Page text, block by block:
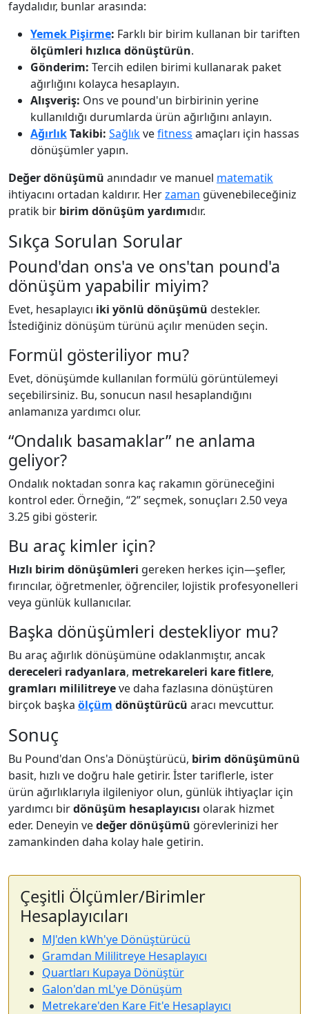
faydalıdır, bunlar arasında:
Yemek Pişirme: Farklı bir birim kullanan bir tariften
ölçümleri hızlıca dönüştürün.
Gönderim: Tercih edilen birimi kullanarak paket
ağırlığını kolayca hesaplayın.
Alışveriş: Ons ve pound'un birbirinin yerine
kullanıldığı durumlarda ürün ağırlığını anlayın.
AğırlıkTakibi: Sağlıkvefitness amaçları için hassas
dönüşümler yapın.
Değer dönüşümü anındadır ve manuel matematik
ihtiyacını ortadan kaldırır. Herzaman güvenebileceğiniz
pratik bir birim dönüşüm yardımıdır.
Sıkça Sorulan Sorular
Pound'dan ons'a ve ons'tan pound'a
dönüşüm yapabilir miyim?
Evet, hesaplayıcı iki yönlü dönüşümü destekler.
İstediğiniz dönüşüm türünü açılır menüden seçin.
Formül gösteriliyor mu?
Evet, dönüşümde kullanılan formülü görüntülemeyi
seçebilirsiniz. Bu, sonucun nasıl hesaplandığını
anlamanıza yardımcı olur.
“Ondalık basamaklar” ne anlama
geliyor?
Ondalık noktadan sonra kaç rakamın görüneceğini
kontrol eder. Örneğin, “2” seçmek, sonuçları 2.50 veya
3.25 gibi gösterir.
Bu araç kimler için?
Hızlı birim dönüşümleri gereken herkes için—şefler,
fırıncılar, öğretmenler, öğrenciler, lojistik profesyonelleri
veya günlük kullanıcılar.
Başka dönüşümleri destekliyor mu?
Bu araç ağırlık dönüşümüne odaklanmıştır, ancak
dereceleri radyanlara, metrekareleri kare fitlere,
gramları mililitreyeve daha fazlasına dönüştüren
birçok başka ölçüm dönüştürücü aracı mevcuttur.
Sonuç
Bu Pound'dan Ons'a Dönüştürücü, birim dönüşümünü
basit, hızlı ve doğru hale getirir. İster tariflerle, ister
ürün ağırlıklarıyla ilgileniyor olun, günlük ihtiyaçlar için
yardımcı birdönüşüm hesaplayıcısı olarak hizmet
eder. Deneyin vedeğer dönüşümü görevlerinizi her
zamankinden daha kolay hale getirin.
Çeşitli Ölçümler/Birimler
Hesaplayıcıları
MJ'den kWh'ye Dönüştürücü
Gramdan Mililitreye Hesaplayıcı
Quartları Kupaya Dönüştür
Galon'dan mL'ye Dönüşüm
Metrekare'den Kare Fit'e Hesaplayıcı